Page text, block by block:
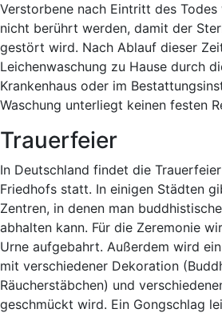
Verstorbene nach Eintritt des
nicht berührt werden, damit der
gestört wird. Nach Ablauf dieser
Leichenwaschung zu Hause durch
Krankenhaus oder im
Waschung unterliegt keinen festen
Trauerfeier
In Deutschland findet die
Friedhofs statt. In einigen Städten
Zentren, in denen man
abhalten kann. Für die Zeremonie
Urne aufgebahrt. Außerdem wird
mit verschiedener Dekoration
Räucherstäbchen) und
geschmückt wird. Ein Gongschlag